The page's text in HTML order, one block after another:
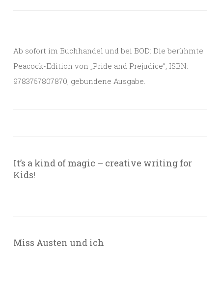
Ab sofort im Buchhandel und bei BOD: Die berühmte
Peacock-Edition von „Pride and Prejudice”, ISBN:
9783757807870, gebundene Ausgabe.
It’s a kind of magic – creative writing for
Kids!
Miss Austen und ich